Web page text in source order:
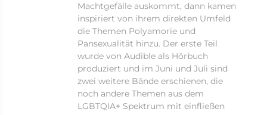
Machtgefälle auskommt, dann kamen
inspiriert von ihrem direkten Umfeld
die Themen Polyamorie und
Pansexualität hinzu. Der erste Teil
wurde von Audible als Hörbuch
produziert und im Juni und Juli sind
zwei weitere Bände erschienen, die
noch andere Themen aus dem
LGBTQIA+ Spektrum mit einfließen